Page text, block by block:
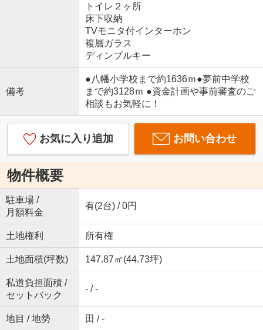
トイレ２ヶ所
床下収納
TVモニタ付インターホン
複層ガラス
ディンプルキー
備考
●八幡小学校まで約1636ｍ●夢前中学校
まで約3128ｍ ●資金計画や事前審査のご
相談もお気軽に！
お気に入り追加 お問い合わせ
物件概要
駐車場 /
月額料金
有(2台) / 0円
土地権利 所有権
土地面積(坪数) 147.87㎡(44.73坪)
私道負担面積 /
セットバック
- / -
地目 / 地勢 田 / -